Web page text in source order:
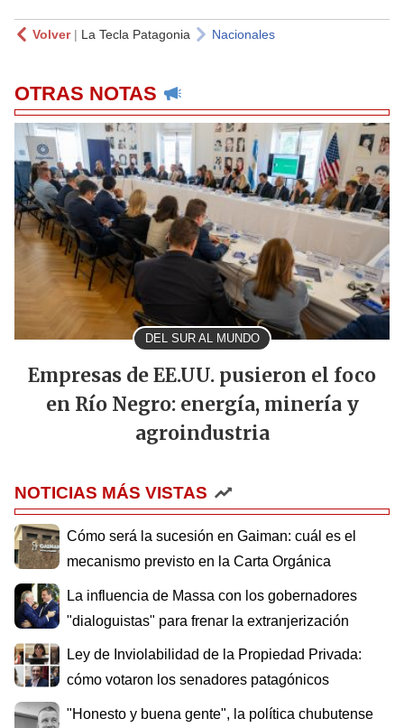
Volver| La Tecla Patagonia Nacionales
OTRAS NOTAS
DEL SUR AL MUNDO
Empresas de EE.UU. pusieron el foco
en Río Negro: energía, minería y
agroindustria
NOTICIAS MÁS VISTAS
Cómo será la sucesión en Gaiman: cuál es el
mecanismo previsto en la Carta Orgánica
La influencia de Massa con los gobernadores
"dialoguistas" para frenar la extranjerización
Ley de Inviolabilidad de la Propiedad Privada:
cómo votaron los senadores patagónicos
"Honesto y buena gente", la política chubutense